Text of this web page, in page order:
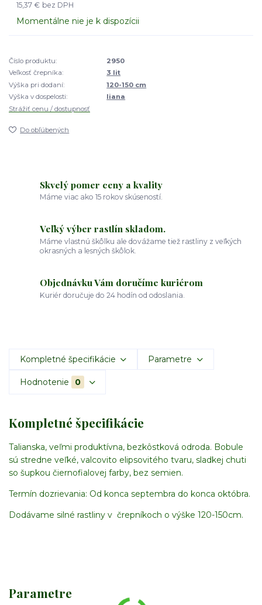
15,37 € bez DPH
Momentálne nie je k dispozícii
Číslo produktu:
2950
Veľkosť črepníka:
3 lit
Výška pri dodaní:
120-150 cm
Výška v dospelosti:
liana
Strážiť cenu / dostupnosť
Do obľúbených
Skvelý pomer ceny a kvality
Máme viac ako 15 rokov skúseností.
Veľký výber rastlín skladom.
Máme vlastnú škôlku ale dovážame tiež rastliny z veľkých
okrasných a lesných škôlok.
Objednávku Vám doručíme kuriérom
Kuriér doručuje do 24 hodín od odoslania.
Kompletné špecifikácie Parametre
Hodnotenie 0
Kompletné špecifikácie
Talianska, veľmi produktívna, bezkôstková odroda. Bobule
sú stredne veľké, valcovito elipsovitého tvaru, sladkej chuti
so šupkou čiernofialovej farby, bez semien.
Termín dozrievania: Od konca septembra do konca októbra.
Dodávame silné rastliny v črepníkoch o výške 120-150cm.
Parametre